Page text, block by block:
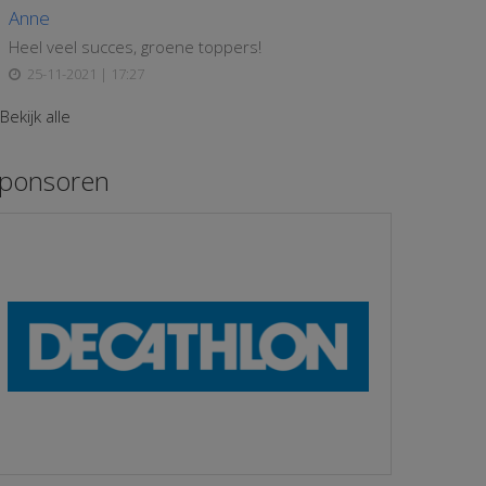
Anne
Heel veel succes, groene toppers!
25-11-2021 | 17:27
Bekijk alle